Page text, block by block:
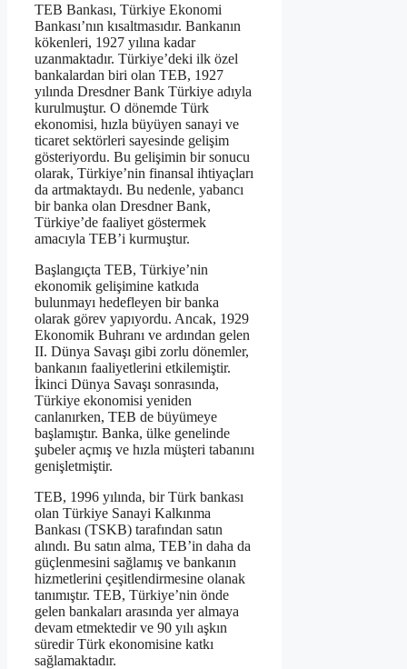
TEB Bankası, Türkiye Ekonomi
Bankası’nın kısaltmasıdır. Bankanın
kökenleri, 1927 yılına kadar
uzanmaktadır. Türkiye’deki ilk özel
bankalardan biri olan TEB, 1927
yılında Dresdner Bank Türkiye adıyla
kurulmuştur. O dönemde Türk
ekonomisi, hızla büyüyen sanayi ve
ticaret sektörleri sayesinde gelişim
gösteriyordu. Bu gelişimin bir sonucu
olarak, Türkiye’nin finansal ihtiyaçları
da artmaktaydı. Bu nedenle, yabancı
bir banka olan Dresdner Bank,
Türkiye’de faaliyet göstermek
amacıyla TEB’i kurmuştur.
Başlangıçta TEB, Türkiye’nin
ekonomik gelişimine katkıda
bulunmayı hedefleyen bir banka
olarak görev yapıyordu. Ancak, 1929
Ekonomik Buhranı ve ardından gelen
II. Dünya Savaşı gibi zorlu dönemler,
bankanın faaliyetlerini etkilemiştir.
İkinci Dünya Savaşı sonrasında,
Türkiye ekonomisi yeniden
canlanırken, TEB de büyümeye
başlamıştır. Banka, ülke genelinde
şubeler açmış ve hızla müşteri tabanını
genişletmiştir.
TEB, 1996 yılında, bir Türk bankası
olan Türkiye Sanayi Kalkınma
Bankası (TSKB) tarafından satın
alındı. Bu satın alma, TEB’in daha da
güçlenmesini sağlamış ve bankanın
hizmetlerini çeşitlendirmesine olanak
tanımıştır. TEB, Türkiye’nin önde
gelen bankaları arasında yer almaya
devam etmektedir ve 90 yılı aşkın
süredir Türk ekonomisine katkı
sağlamaktadır.